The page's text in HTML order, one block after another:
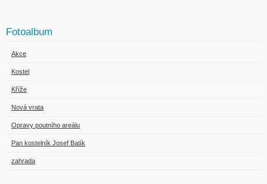
Fotoalbum
Akce
Kostel
Kříže
Nová vrata
Opravy poutního areálu
Pan kostelník Josef Batík
zahrada